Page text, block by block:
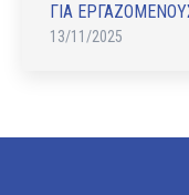
ΓΙΑ
13/11/2025